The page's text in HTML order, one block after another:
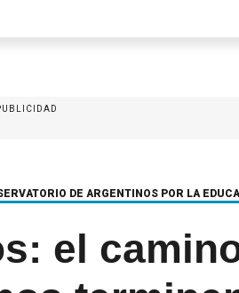
DE ARGENTINOS POR LA
el